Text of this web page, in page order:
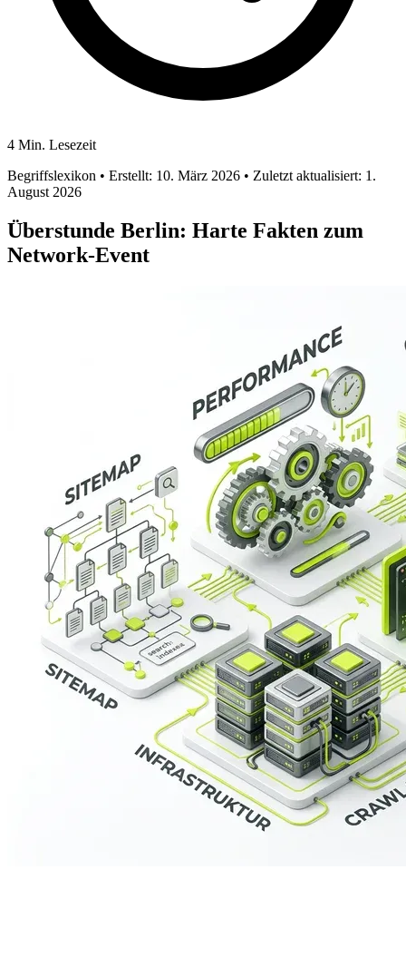
4 Min. Lesezeit
Begriffslexikon • Erstellt: 10. März 2026 • Zuletzt aktualisiert: 1.
August 2026
Überstunde Berlin: Harte Fakten zum
Network-Event